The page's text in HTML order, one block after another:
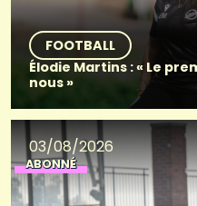
FOOTBALL
Élodie Martins : « Le
nous »
03/08/2026
ABONNÉ